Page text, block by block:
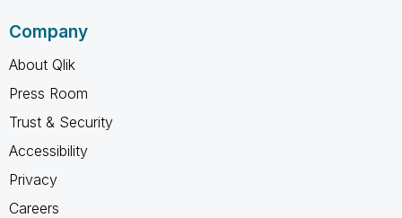
Company
About Qlik
Press Room
Trust & Security
Accessibility
Privacy
Careers